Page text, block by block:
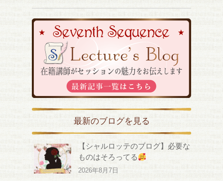
最新のブログを見る
【シャルロッテのブログ】必要な
ものはそろってる
2026年8月7日